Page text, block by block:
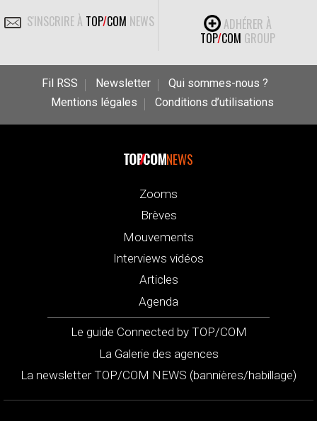
S'INSCRIRE À TOP/COM NEWS
ADHÉRER À
TOP/COM GROUP
Fil RSS Newsletter
Qui sommes-nous ?
Mentions légales
Conditions d’utilisations
NEWS
Zooms
Brèves
Mouvements
Interviews vidéos
Articles
Agenda
Le guide Connected by TOP/COM
La Galerie des agences
La newsletter TOP/COM NEWS (bannières/habillage)